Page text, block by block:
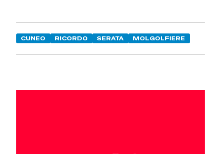
CUNEO RICORDO SERATA MOLGOLFIERE